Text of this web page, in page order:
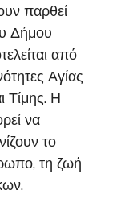
παρθεί
Δήμου
από
Αγίας
Τίμης. Η
να
το
τη ζωή